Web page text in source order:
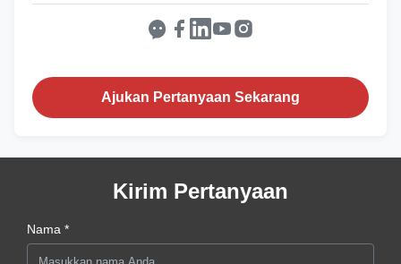
Ajukan Pertanyaan Sekarang
Kirim Pertanyaan
Nama *